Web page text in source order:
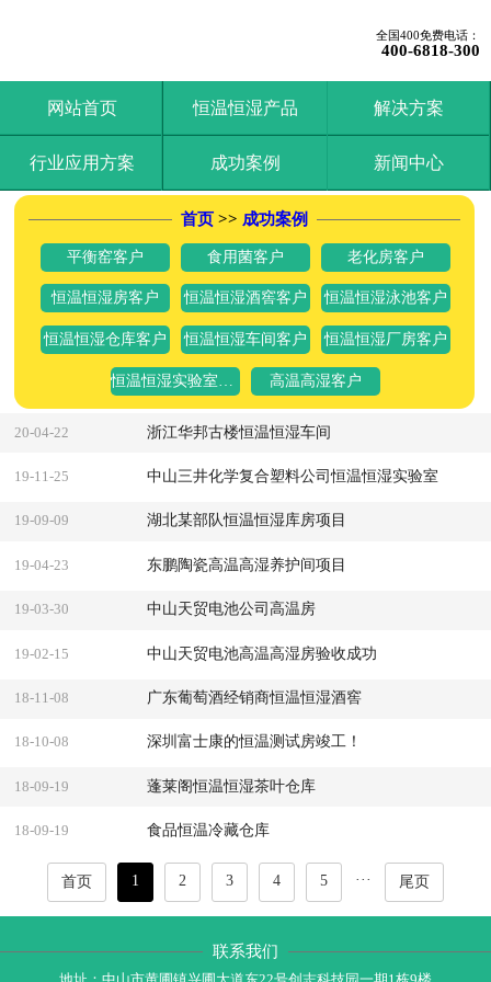
全国400免费电话：
400-6818-300
网站首页 恒温恒湿产品 解决方案
行业应用方案 成功案例 新闻中心
首页>> 成功案例
平衡窑客户 食用菌客户 老化房客户
恒温恒湿房客户 恒温恒湿酒窖客户 恒温恒湿泳池客户
恒温恒湿仓库客户 恒温恒湿车间客户 恒温恒湿厂房客户
高温高湿客户
20-04-22 浙江华邦古楼恒温恒湿车间
19-11-25 中山三井化学复合塑料公司恒温恒湿实验室
19-09-09 湖北某部队恒温恒湿库房项目
19-04-23 东鹏陶瓷高温高湿养护间项目
19-03-30 中山天贸电池公司高温房
19-02-15 中山天贸电池高温高湿房验收成功
18-11-08 广东葡萄酒经销商恒温恒湿酒窖
18-10-08 深圳富士康的恒温测试房竣工！
18-09-19 蓬莱阁恒温恒湿茶叶仓库
18-09-19 食品恒温冷藏仓库
首页 1 2 3 4 5 ··· 尾页
联系我们